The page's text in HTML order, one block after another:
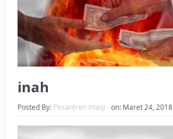
KEPEMILIKANNYA BERUBAH
ISTIDLAL BATIL VS ISTIDLAL SYAR’I
BAHASA CINTA KARENA ALLAH
inah
Posted By: Pesantren Irtaqi on: Maret 24, 2018